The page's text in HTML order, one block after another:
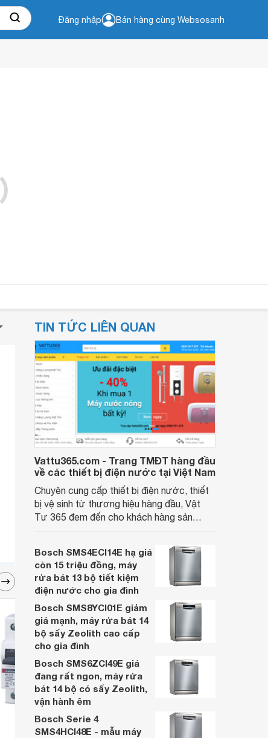
Đăng nhập Bán hàng cùng Websosanh
TIN TỨC LIÊN QUAN
Vattu365.com - Trang TMĐT hàng đầu
về các thiết bị điện nước tại Việt Nam
Chuyên cung cấp thiết bị điện nước, thiết
bị vệ sinh từ thương hiệu hàng đầu, Vật
Tư 365 đem đến cho khách hàng sản
nhiều năm, nhân viên tư vấn chuyên
nghiệp, đội ngũ kỹ thuật có tay nghề cao,
vattu365.com đang là lựa chọn hàng đầu
của nhiều người hiện nay.
Bosch SMS4ECI14E hạ giá
còn 15 triệu đồng, máy
rửa bát 13 bộ tiết kiệm
điện nước cho gia đình
Bosch SMS8YCI01E giảm
giá mạnh, máy rửa bát 14
bộ sấy Zeolith cao cấp
cho gia đình
Bosch SMS6ZCI49E giá
đang rất ngon, máy rửa
bát 14 bộ có sấy Zeolith,
vận hành êm
Bosch Serie 4
SMS4HCI48E - mẫu máy